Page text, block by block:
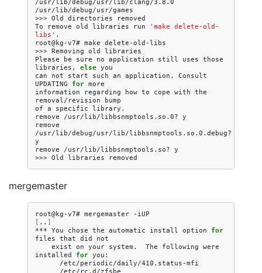
/usr/lib/debug/usr/lib/clang/3.8.0
/usr/lib/debug/usr/games
>>> Old directories
removed
To
remove old libraries run
'make delete-old-
libs' .
root@kg-v7# make delete-old-libs
>>> Removing old
libraries
Please
be sure no application still uses those
libraries,
else you
can
not start such an application.
Consult
UPDATING
for more
information
regarding how to cope with the
removal/revision
bump
of a specific library.
remove
/usr/lib/libbsnmptools.so.0? y
remove
/usr/lib/debug/usr/lib/libbsnmptools.so.0.debug?
y
remove
/usr/lib/libbsnmptools.so? y
>>> Old libraries
mergemaster
root@kg-v7# mergemaster
[ .. ]
*** You chose the automatic install option
for
files that did
exist on your system. The following were
installed
for
/etc/rc.d/zfsbe